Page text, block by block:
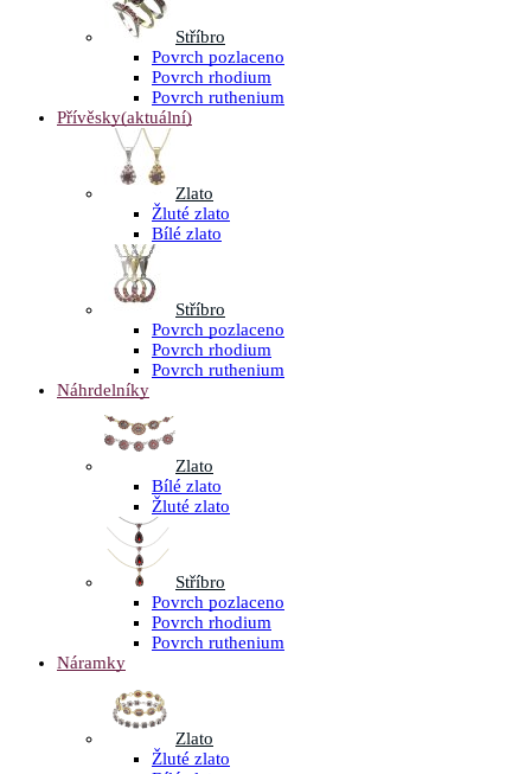
Stříbro
Povrch pozlaceno
Povrch rhodium
Povrch ruthenium
Přívěsky(aktuální)
Zlato
Žluté zlato
Bílé zlato
Stříbro
Povrch pozlaceno
Povrch rhodium
Povrch ruthenium
Náhrdelníky
Zlato
Bílé zlato
Žluté zlato
Stříbro
Povrch pozlaceno
Povrch rhodium
Povrch ruthenium
Náramky
Zlato
Žluté zlato